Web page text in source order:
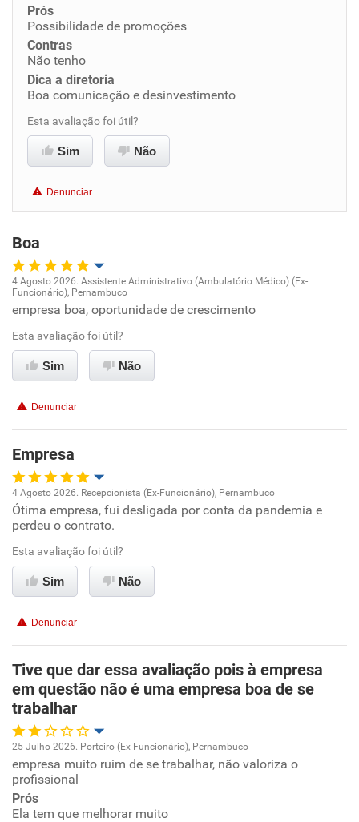
Ambiente de trabalho
Conciliação com a vida familiar
Benefícios
Recomenda a diretoria
Prós
Possibilidade de promoções
Contras
Não tenho
Dica a diretoria
Boa comunicação e desinvestimento
Esta avaliação foi útil?
Sim Não
Denunciar
Boa
Oportunidade de promoção
Ambiente de trabalho
Conciliação com a vida familiar
Recomenda esta empresa
4 Agosto 2026. Assistente Administrativo (Ambulatório Médico) (Ex-
Funcionário), Pernambuco
empresa boa, oportunidade de crescimento
Esta avaliação foi útil?
Sim Não
Denunciar
Empresa
Oportunidade de promoção
Ambiente de trabalho
Conciliação com a vida familiar
Recomenda esta empresa
Não recomenda a diretoria
4 Agosto 2026. Recepcionista (Ex-Funcionário), Pernambuco
Ótima empresa, fui desligada por conta da pandemia e
perdeu o contrato.
Esta avaliação foi útil?
Sim Não
Denunciar
Tive que dar essa avaliação pois à empresa
em questão não é uma empresa boa de se
trabalhar
Oportunidade de promoção
Ambiente de trabalho
25 Julho 2026. Porteiro (Ex-Funcionário), Pernambuco
empresa muito ruim de se trabalhar, não valoriza o
profissional
Prós
Ela tem que melhorar muito